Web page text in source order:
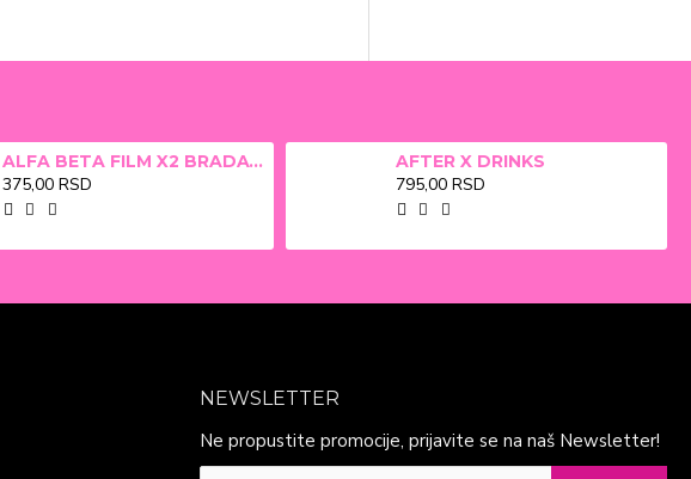
ALFA BETA FILM X2 BRADAVICE, KURJE OKO 15ml
375,00 RSD
AFTER X DRINKS
795,00 RSD
NEWSLETTER
Ne propustite promocije, prijavite se na naš Newsletter!